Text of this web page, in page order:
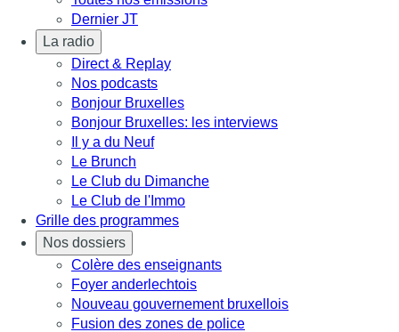
Dernier JT
La radio
Direct & Replay
Nos podcasts
Bonjour Bruxelles
Bonjour Bruxelles: les interviews
Il y a du Neuf
Le Brunch
Le Club du Dimanche
Le Club de l'Immo
Grille des programmes
Nos dossiers
Colère des enseignants
Foyer anderlechtois
Nouveau gouvernement bruxellois
Fusion des zones de police